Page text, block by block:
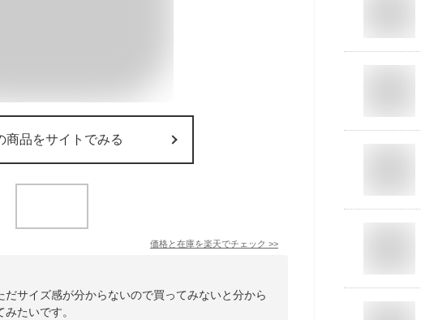
商品をサイトでみる
価格と在庫を楽天でチェック >>
サイズ感が分からないので買ってみないと分から
たいです。